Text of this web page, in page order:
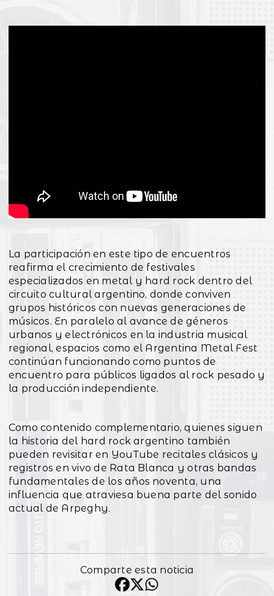
La participación en este tipo de encuentros
reafirma el crecimiento de festivales
especializados en metal y hard rock dentro del
circuito cultural argentino, donde conviven
grupos históricos con nuevas generaciones de
músicos. En paralelo al avance de géneros
urbanos y electrónicos en la industria musical
regional, espacios como el Argentina Metal Fest
continúan funcionando como puntos de
encuentro para públicos ligados al rock pesado y
la producción independiente.
Como contenido complementario, quienes siguen
la historia del hard rock argentino también
pueden revisitar en YouTube recitales clásicos y
registros en vivo de Rata Blanca y otras bandas
fundamentales de los años noventa, una
influencia que atraviesa buena parte del sonido
actual de Arpeghy.
Comparte esta noticia